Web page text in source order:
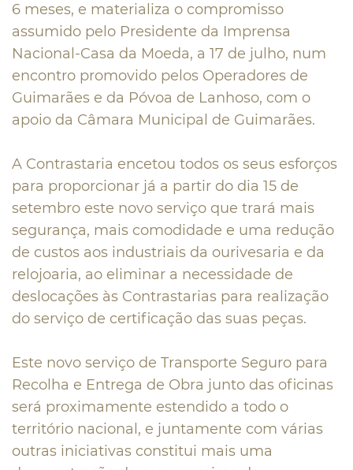
6 meses, e materializa o compromisso
assumido pelo Presidente da Imprensa
Nacional-Casa da Moeda, a 17 de julho, num
encontro promovido pelos Operadores de
Guimarães e da Póvoa de Lanhoso, com o
apoio da Câmara Municipal de Guimarães.
A Contrastaria encetou todos os seus esforços
para proporcionar já a partir do dia 15 de
setembro este novo serviço que trará mais
segurança, mais comodidade e uma redução
de custos aos industriais da ourivesaria e da
relojoaria, ao eliminar a necessidade de
deslocações às Contrastarias para realização
do serviço de certificação das suas peças.
Este novo serviço de Transporte Seguro para
Recolha e Entrega de Obra junto das oficinas
será proximamente estendido a todo o
território nacional, e juntamente com várias
outras iniciativas constitui mais uma